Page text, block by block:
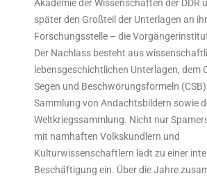
Akademie der Wissenschaften der DDR
später den Großteil der Unterlagen an
Forschungsstelle – die
Der Nachlass besteht aus
lebensgeschichtlichen Unterlagen, dem
Segen und Beschwörungsformeln
Sammlung von Andachtsbildern sowie
Weltkriegssammlung. Nicht nur
mit namhaften Volkskundlern und
Kulturwissenschaftlern lädt zu einer
Beschäftigung ein. Über die Jahre